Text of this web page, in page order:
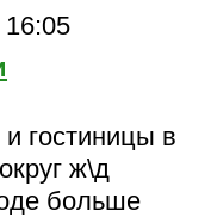
гостиницы в
ж\д
больше